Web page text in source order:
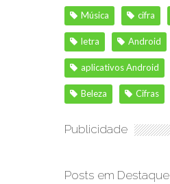
Música cifra
letra Android
aplicativos Android
Beleza Cifras
Publicidade
Posts em Destaque